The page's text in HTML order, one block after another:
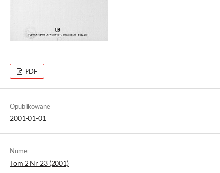
PDF
Opublikowane
2001-01-01
Numer
Tom 2 Nr 23 (2001)